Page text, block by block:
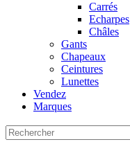
Carrés
Echarpes
Châles
Gants
Chapeaux
Ceintures
Lunettes
Vendez
Marques